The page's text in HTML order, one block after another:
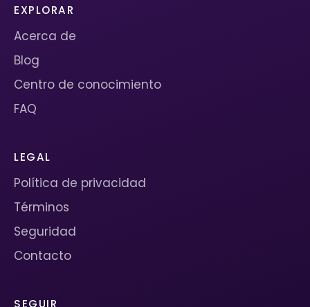
EXPLORAR
Acerca de
Blog
Centro de conocimiento
FAQ
LEGAL
Política de privacidad
Términos
Seguridad
Contacto